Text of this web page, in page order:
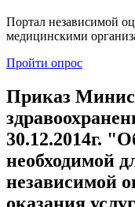
Портал независимой
медицинскими
Пройти опрос
Приказ
30.12.2014г.
необходимой
независимой